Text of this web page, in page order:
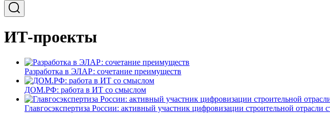
ИТ-проекты
Разработка в ЭЛАР: сочетание преимуществ
ДОМ.РФ: работа в ИТ со смыслом
Главгосэкспертиза России: активный участник цифровизации строительной отрасли